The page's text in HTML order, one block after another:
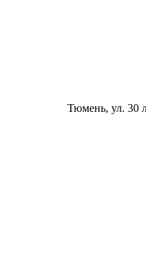
Тюмень, ул. 30